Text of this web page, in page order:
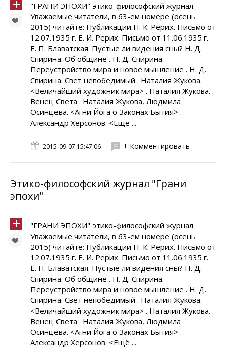
"ГРАНИ ЭПОХИ" этико-философский журнал
Уважаемые читатели, в 63-ем номере (осень
2015) читайте: Публикации Н. К. Рерих. Письмо от
12.07.1935 г. Е. И. Рерих. Письмо от 11.06.1935 г.
Е. П. Блаватская. Пустые ли видения сны? Н. Д.
Спирина. Об общине . Н. Д. Спирина.
Переустройство мира и новое мышление . Н. Д.
Спирина. Свет непобедимый . Наталия Жукова.
<Величайший художник мира> . Наталия Жукова.
Венец Света . Наталия Жукова, Людмила
Осинцева. <Агни Йога о Законах Бытия> .
Александр Херсонов. <Ещё ...
2015-09-07 15:47:06 + Комментировать
Этико-философский журнал "Грани
эпохи"
"ГРАНИ ЭПОХИ" этико-философский журнал
Уважаемые читатели, в 63-ем номере (осень
2015) читайте: Публикации Н. К. Рерих. Письмо от
12.07.1935 г. Е. И. Рерих. Письмо от 11.06.1935 г.
Е. П. Блаватская. Пустые ли видения сны? Н. Д.
Спирина. Об общине . Н. Д. Спирина.
Переустройство мира и новое мышление . Н. Д.
Спирина. Свет непобедимый . Наталия Жукова.
<Величайший художник мира> . Наталия Жукова.
Венец Света . Наталия Жукова, Людмила
Осинцева. <Агни Йога о Законах Бытия> .
Александр Херсонов. <Ещё ...